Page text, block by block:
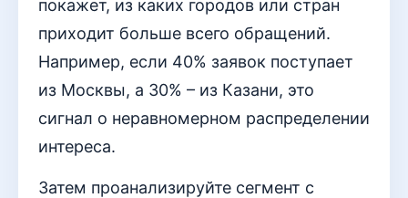
покажет, из каких городов или стран
приходит больше всего обращений.
Например, если 40% заявок поступает
из Москвы, а 30% – из Казани, это
сигнал о неравномерном распределении
интереса.
Затем проанализируйте сегмент с